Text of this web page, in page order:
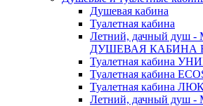
Душевая кабина
Туалетная кабина
Летний, дачный
ДУШЕВАЯ КАБИНА
Туалетная кабина
Туалетная кабина
Туалетная кабина
Летний, дачный